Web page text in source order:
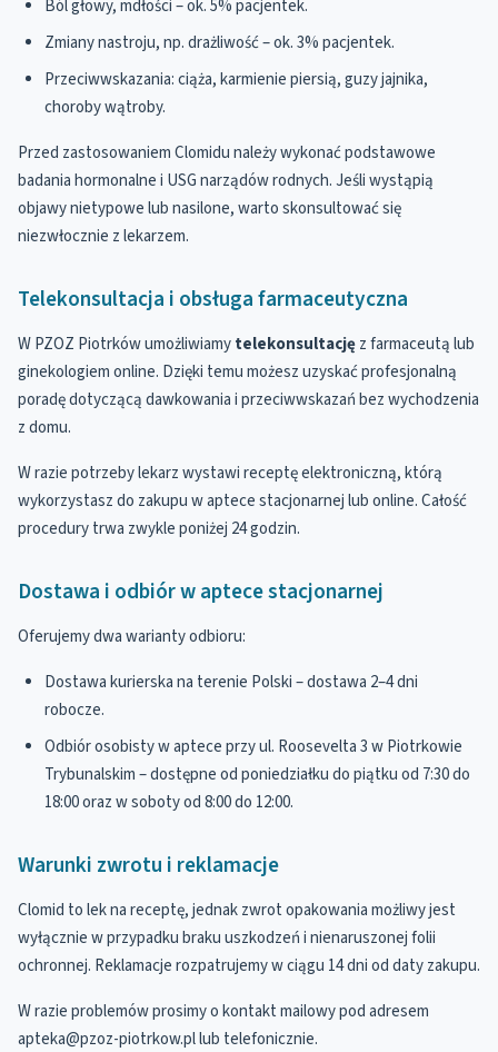
Ból głowy, mdłości – ok. 5% pacjentek.
Zmiany nastroju, np. drażliwość – ok. 3% pacjentek.
Przeciwwskazania: ciąża, karmienie piersią, guzy jajnika,
choroby wątroby.
Przed zastosowaniem Clomidu należy wykonać podstawowe
badania hormonalne i USG narządów rodnych. Jeśli wystąpią
objawy nietypowe lub nasilone, warto skonsultować się
niezwłocznie z lekarzem.
Telekonsultacja i obsługa farmaceutyczna
W PZOZ Piotrków umożliwiamytelekonsultacjęz farmaceutą lub
ginekologiem online. Dzięki temu możesz uzyskać profesjonalną
poradę dotyczącą dawkowania i przeciwwskazań bez wychodzenia
z domu.
W razie potrzeby lekarz wystawi receptę elektroniczną, którą
wykorzystasz do zakupu w aptece stacjonarnej lub online. Całość
procedury trwa zwykle poniżej 24 godzin.
Dostawa i odbiór w aptece stacjonarnej
Oferujemy dwa warianty odbioru:
Dostawa kurierska na terenie Polski – dostawa 2–4 dni
robocze.
Odbiór osobisty w aptece przy ul. Roosevelta 3 w Piotrkowie
Trybunalskim – dostępne od poniedziałku do piątku od 7:30 do
18:00 oraz w soboty od 8:00 do 12:00.
Warunki zwrotu i reklamacje
Clomid to lek na receptę, jednak zwrot opakowania możliwy jest
wyłącznie w przypadku braku uszkodzeń i nienaruszonej folii
ochronnej. Reklamacje rozpatrujemy w ciągu 14 dni od daty zakupu.
W razie problemów prosimy o kontakt mailowy pod adresem
apteka@pzoz-piotrkow.pl lub telefonicznie.